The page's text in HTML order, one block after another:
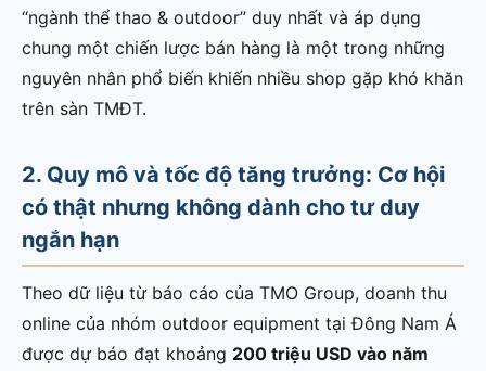
“ngành thể thao & outdoor” duy nhất và áp dụng
chung một chiến lược bán hàng là một trong những
nguyên nhân phổ biến khiến nhiều shop gặp khó khăn
trên sàn TMĐT.
2. Quy mô và tốc độ tăng trưởng: Cơ hội
có thật nhưng không dành cho tư duy
ngắn hạn
Theo dữ liệu từ báo cáo của TMO Group, doanh thu
online của nhóm outdoor equipment tại Đông Nam Á
được dự báo đạt khoảng 200 triệu USD vào năm